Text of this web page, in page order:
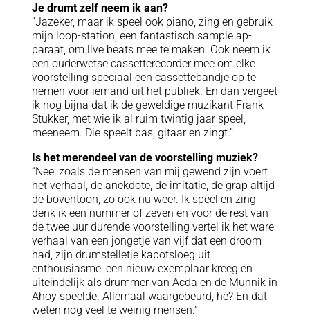
Je drumt zelf neem ik aan?
“Jazeker, maar ik speel ook piano, zing en gebruik
mijn loop-station, een fantastisch sample ap-
paraat, om live beats mee te maken. Ook neem ik
een ouderwetse cassetterecorder mee om elke
voorstelling speciaal een cassettebandje op te
nemen voor iemand uit het publiek. En dan vergeet
ik nog bijna dat ik de geweldige muzikant Frank
Stukker, met wie ik al ruim twintig jaar speel,
meeneem. Die speelt bas, gitaar en zingt.”
Is het merendeel van de voorstelling muziek?
“Nee, zoals de mensen van mij gewend zijn voert
het verhaal, de anekdote, de imitatie, de grap altijd
de boventoon, zo ook nu weer. Ik speel en zing
denk ik een nummer of zeven en voor de rest van
de twee uur durende voorstelling vertel ik het ware
verhaal van een jongetje van vijf dat een droom
had, zijn drumstelletje kapotsloeg uit
enthousiasme, een nieuw exemplaar kreeg en
uiteindelijk als drummer van Acda en de Munnik in
Ahoy speelde. Allemaal waargebeurd, hè? En dat
weten nog veel te weinig mensen.”